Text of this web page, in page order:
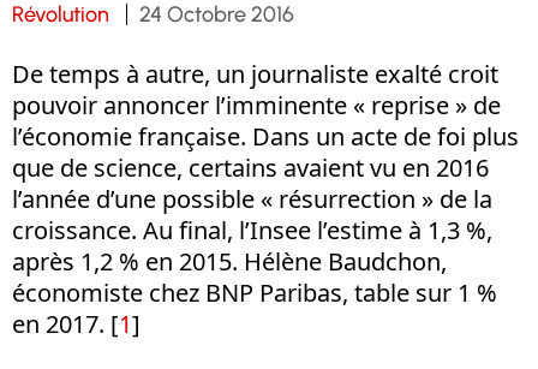
Révolution 24 Octobre 2016
De temps à autre, un journaliste exalté croit
pouvoir annoncer l’imminente « reprise » de
l’économie française. Dans un acte de foi plus
que de science, certains avaient vu en 2016
l’année d’une possible « résurrection » de la
croissance. Au final, l’Insee l’estime à 1,3 %,
après 1,2 % en 2015. Hélène Baudchon,
économiste chez BNP Paribas, table sur 1 %
en 2017. [1]